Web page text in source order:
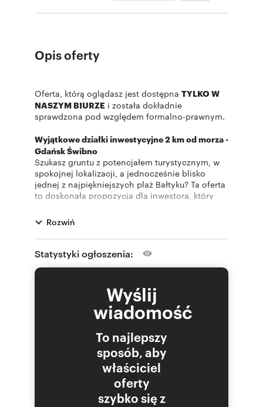
Opis oferty
Oferta, którą oglądasz jest dostępna TYLKO W
NASZYM BIURZE i została dokładnie
sprawdzona pod względem formalno-prawnym.
Wyjątkowe działki inwestycyjne 2 km od morza -
Gdańsk Świbno
Szukasz gruntu z potencjałem turystycznym, w
spokojnej lokalizacji, a jednocześnie blisko
jednej z najpiękniejszych plaż Bałtyku? Ta oferta
to doskonała propozycja dla inwestora, który
komunikację.
Oferta obejmuje trzy działki o łącznej
powierzchni 2,4600 ha: ( cena za metr kw 130 zł
działka nr 386 - 0,7000 ha (dł. ok. 170 m,
szer. ok. 40 m), ( oferowana działka )
działka nr 384 - 0,8100 ha (dł. ok. 170 m,
szer. ok. 45 m),
działka nr 383 - 0,9500 ha (dł. ok. 170 m,
szer. ok. 45 m).
Rozwiń
Statystyki ogłoszenia:
Wyślij
wiadomość
To najlepszy
sposób, aby
właściciel
oferty
szybko się z